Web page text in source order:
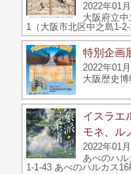
2022年01
大阪府立
1（大阪市北区中之島1-2-
特別企画
2022年01
大阪歴史博
イスラエ
モネ、ル
2022年01
あべのハ
1-1-43 あべのハルカス